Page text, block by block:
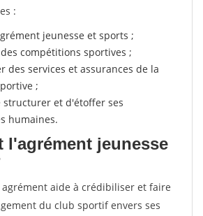
:
jeunesse et sports ;
compétitions sportives ;
des services et assurances de la
;
structurer et d'étoffer ses
humaines.
l'agrément jeunesse
aide à crédibiliser et faire
du club sportif envers ses